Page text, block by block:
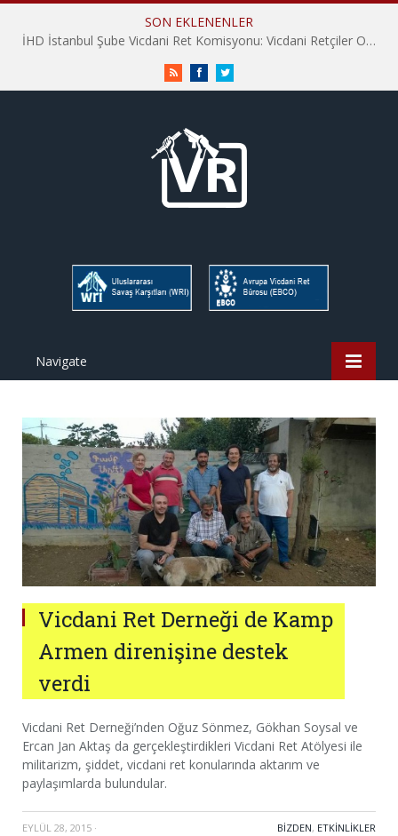
SON EKLENENLER
İHD İstanbul Şube Vicdani Ret Komisyonu: Vicdani Retçiler Olarak Destek İçin Buradayız!
RSS FacebookTwitter
Navigate
Vicdani Ret Derneği de Kamp
Armen direnişine destek
verdi
Vicdani Ret Derneği’nden Oğuz Sönmez, Gökhan Soysal ve
Ercan Jan Aktaş da gerçekleştirdikleri Vicdani Ret Atölyesi ile
militarizm, şiddet, vicdani ret konularında aktarım ve
paylaşımlarda bulundular.
EYLÜL 28, 2015 · BIZDEN, ETKINLIKLER